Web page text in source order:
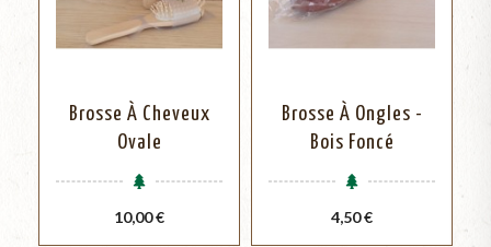
Brosse À Cheveux
Ovale
Prix
10,00 €
Brosse À Ongles -
Bois Foncé
Prix
4,50 €